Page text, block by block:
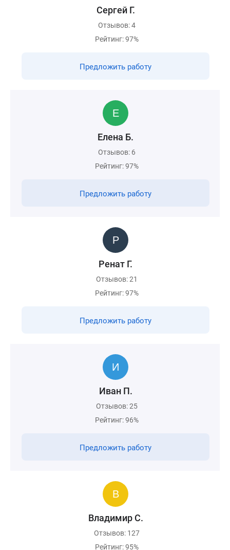
Сергей Г.
Отзывов: 4
Рейтинг: 97%
Предложить работу
Елена Б.
Отзывов: 6
Рейтинг: 97%
Предложить работу
Ренат Г.
Отзывов: 21
Рейтинг: 97%
Предложить работу
Иван П.
Отзывов: 25
Рейтинг: 96%
Предложить работу
Владимир С.
Отзывов: 127
Рейтинг: 95%